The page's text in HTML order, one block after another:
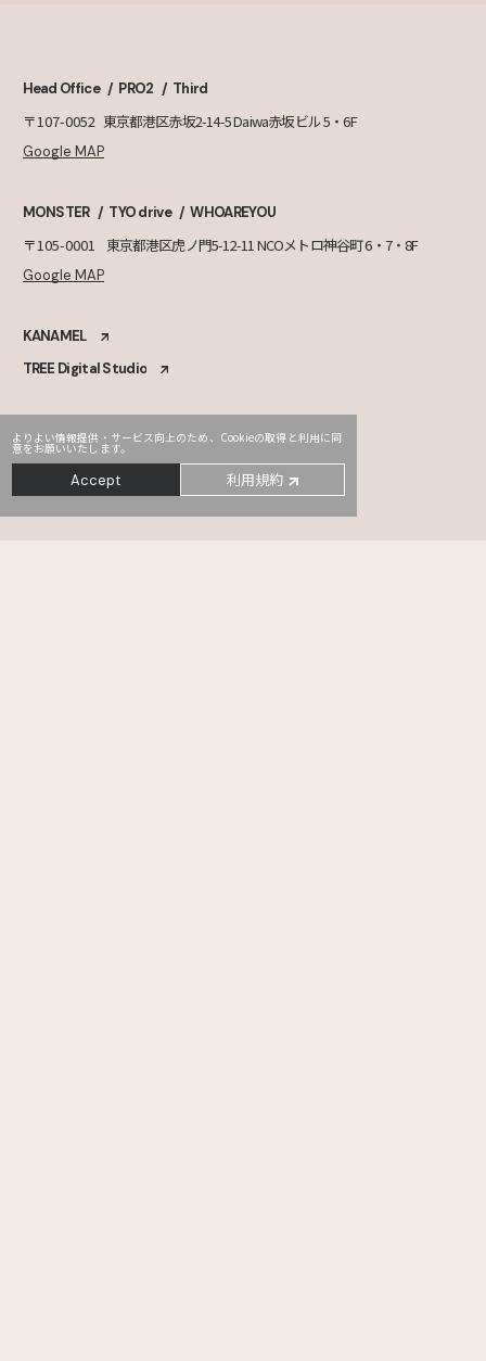
よりよい情報提供・サービス向上のため、Cookieの取得と利用に同
意をお願いいたします。
Accept 利用規約
Head Office PRO2 Third
〒107-0052 東京都港区赤坂2-14-5 Daiwa赤坂ビル 5・6F
Google MAP
MONSTER TYO drive WHOAREYOU
〒105-0001 東京都港区虎ノ門5-12-11 NCOメトロ神谷町 6・7・8F
Google MAP
KANAMEL
TREE Digital Studio